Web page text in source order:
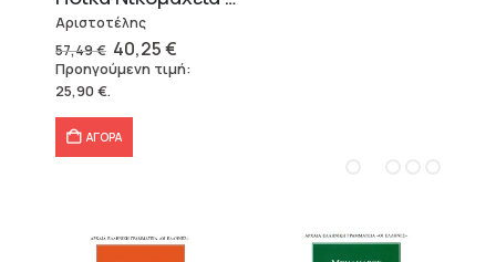
Αριστοτέλης
57,49€ Original
price
was:
40,25€Η
τρέχουσα
τιμή
Προηγούμενη τιμή:
25,90€.
ΑΓΟΡΑ